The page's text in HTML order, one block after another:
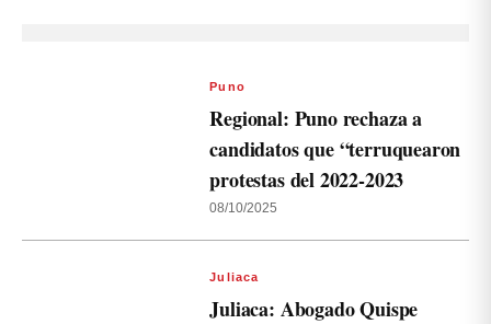
Puno
Regional: Puno rechaza a
candidatos que “terruquearon
protestas del 2022-2023
08/10/2025
Juliaca
Juliaca: Abogado Quispe